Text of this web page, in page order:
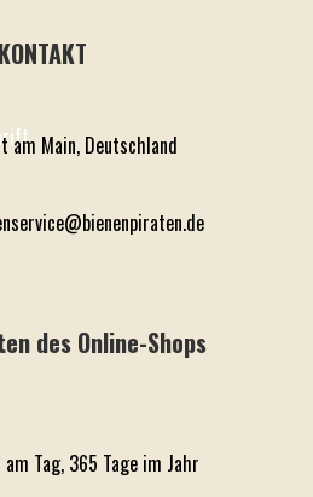
KONTAKT
am Main, Deutschland
des Online-Shops
Tag, 365 Tage im Jahr